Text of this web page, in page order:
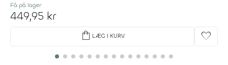
Få på lager
449,95 kr
shopping_bag LÆG I KURV favorite